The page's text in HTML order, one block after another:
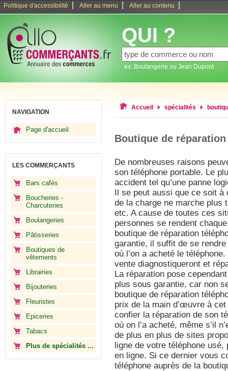
Politique d'accessibilité Aller au menu Aller au contenu
QUI ?
ex: Boulangerie ou Jean Dupont
NAVIGATION
Page d'accueil
LES COMMERÇANTS
Bars cafés
Boucheries -
Charcuteries
Boulangeries
Pâtisseries
Boutiques de
vêtements
Librairies
Bijouteries
Fleuristes
Epiceries
Tabacs
Plus de spécialités ...
Accueil spécialités
Boutique de
De nombreuses raisons
son téléphone portable. Le
accident tel qu’une panne
Il se peut aussi que ce soit à
de la charge ne marche plus
etc. A cause de toutes ces
personnes se rendent
boutique de réparation
garantie, il suffit de se
où l’on a acheté le
vente diagnostiqueront et
La réparation pose
plus sous garantie, car non
boutique de réparation
prix de la main d’œuvre à
confier la réparation de son
où on l’a acheté, même s’il
de plus en plus de sites
ligne de votre téléphone
en ligne. Si ce dernier vous
téléphone auprès de la